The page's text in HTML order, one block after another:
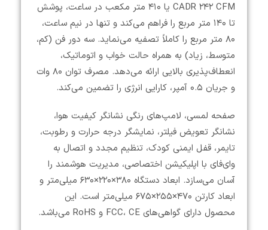
CADR ۲۴۲ CFM یا ۴۱۰ متر مکعب در ساعت، پوشش
تا ۱۴۰ متر مربع را فراهم می‌کند و تنها در نیم ساعت،
۸۰ متر مربع را کاملاً تصفیه می‌نماید. سه دور فن (کم،
متوسط، زیاد) به همراه حالت خواب و اتوماتیک،
انعطاف‌پذیری بالایی ارائه می‌دهد. مصرف توان ۸۰ وات
و جریان ۰.۵ آمپر، کارایی انرژی را تضمین می‌کند.
صفحه لمسی، لامپ‌های رنگی نشانگر کیفیت هوا،
نشانگر تعویض فیلتر، نمایشگر درجه حرارت و رطوبت،
تایمر، قفل ایمنی کودک، تنظیم مجدد و اتصال به
وای‌فای با اپلیکیشن اختصاصی، مدیریت هوشمند را
آسان می‌سازد. ابعاد دستگاه ۳۸۰×۲۲۰×۶۳۰ میلی‌متر و
ابعاد کارتن ۴۷۰×۲۵۵×۶۷۵ میلی‌متر است. این
محصول دارای گواهی‌های FCC، CE و RoHS می‌باشد.